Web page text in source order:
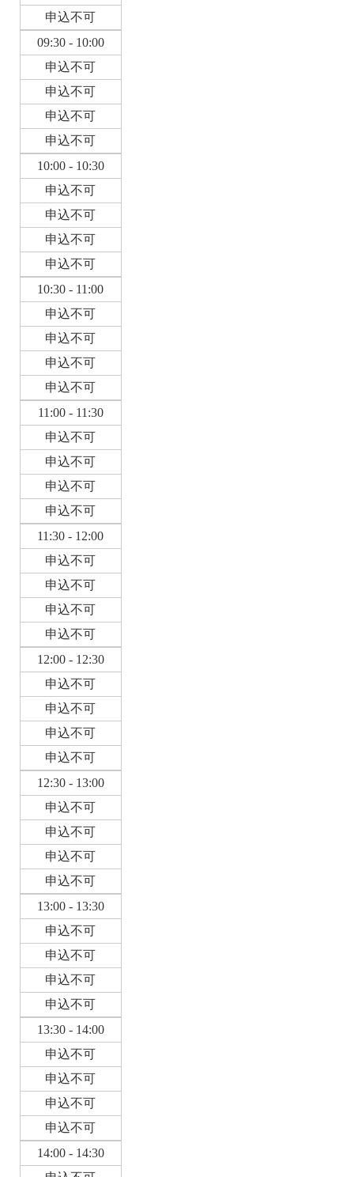
申込不可
09:30 - 10:00
申込不可
申込不可
申込不可
申込不可
10:00 - 10:30
申込不可
申込不可
申込不可
申込不可
10:30 - 11:00
申込不可
申込不可
申込不可
申込不可
11:00 - 11:30
申込不可
申込不可
申込不可
申込不可
11:30 - 12:00
申込不可
申込不可
申込不可
申込不可
12:00 - 12:30
申込不可
申込不可
申込不可
申込不可
12:30 - 13:00
申込不可
申込不可
申込不可
申込不可
13:00 - 13:30
申込不可
申込不可
申込不可
申込不可
13:30 - 14:00
申込不可
申込不可
申込不可
申込不可
14:00 - 14:30